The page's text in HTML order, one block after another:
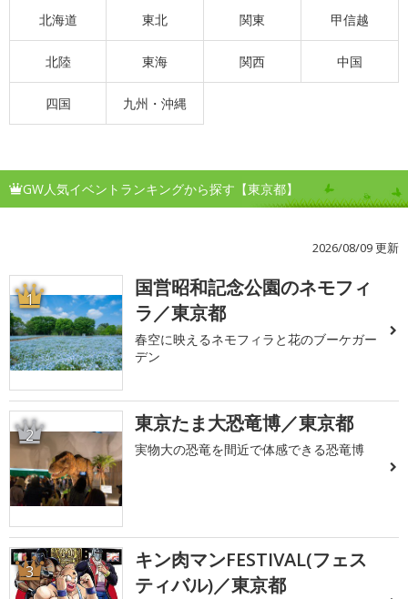
北海道 東北 関東 甲信越
北陸 東海 関西 中国
四国 九州・沖縄
GW人気イベントランキングから探す【東京都】
2026/08/09 更新
1
国営昭和記念公園のネモフィ
ラ／東京都
春空に映えるネモフィラと花のブーケガー
デン
2 東京たま大恐竜博／東京都
実物大の恐竜を間近で体感できる恐竜博
3
キン肉マンFESTIVAL(フェス
ティバル)／東京都